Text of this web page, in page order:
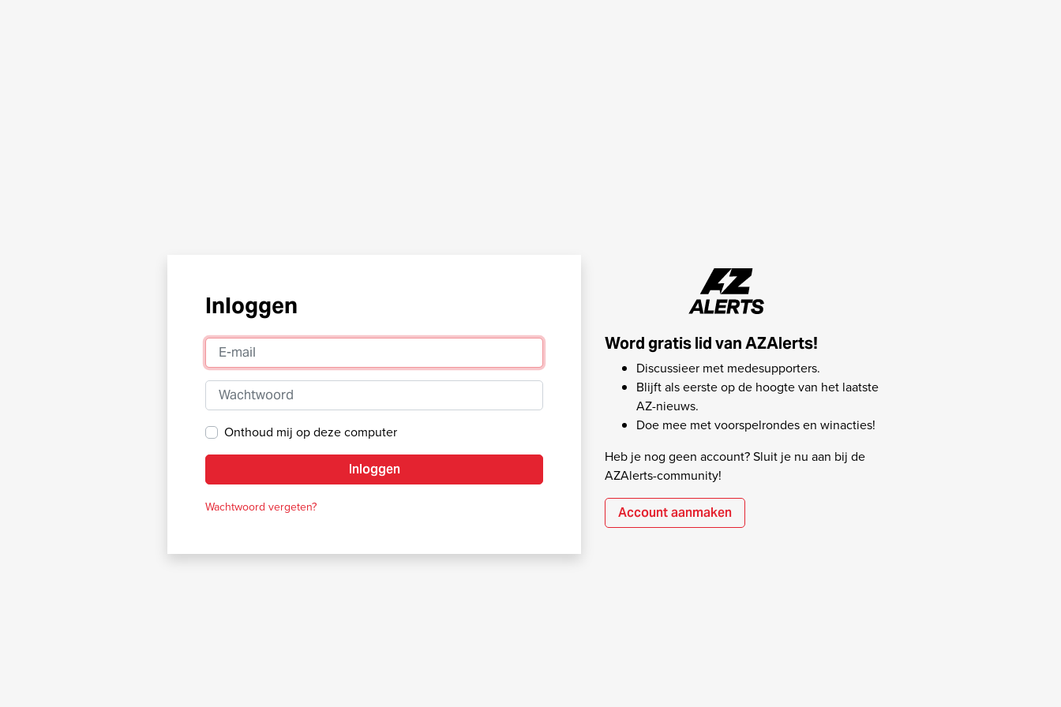
Inloggen
E-mail
Wachtwoord
Onthoud mij op deze computer
Inloggen
Wachtwoord vergeten?
Word gratis lid van AZAlerts!
Discussieer met medesupporters.
Blijft als eerste op de hoogte van het laatste
AZ-nieuws.
Doe mee met voorspelrondes en winacties!
Heb je nog geen account? Sluit je nu aan bij de
AZAlerts-community!
Account aanmaken